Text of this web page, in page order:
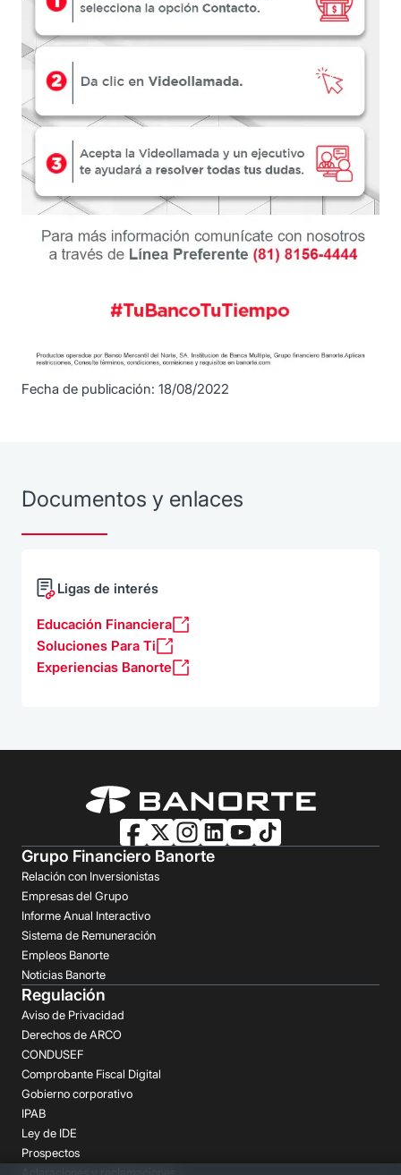
Fecha de publicación: 18/08/2022
Documentos y enlaces
Ligas de interés
Educación Financiera
Soluciones Para Ti
Experiencias Banorte
Grupo Financiero Banorte
Relación con Inversionistas
Empresas del Grupo
Informe Anual Interactivo
Sistema de Remuneración
Empleos Banorte
Noticias Banorte
Regulación
Aviso de Privacidad
Derechos de ARCO
CONDUSEF
Comprobante Fiscal Digital
Gobierno corporativo
IPAB
Ley de IDE
Prospectos